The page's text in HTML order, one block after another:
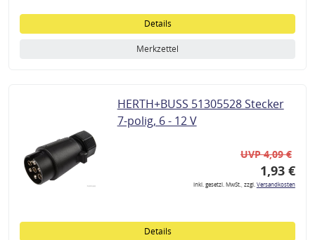
Details
Merkzettel
HERTH+BUSS 51305528 Stecker
7-polig, 6 - 12 V
UVP 4,09 €
1,93 €
inkl. gesetzl. MwSt., zzgl.Versandkosten
Details